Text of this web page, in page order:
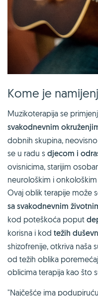
Kome je
Muzikoterapija se
svakodnevnim
dobnih skupina,
se u radu s djecom i
ovisnicima, starijim
neurološkim i
Ovaj oblik terapije može
sa svakodnevnim
kod poteškoća poput
korisna i kod težih
shizofrenije, otkriva naša
od težih oblika
oblicima terapija kao što
"Najčešće ima